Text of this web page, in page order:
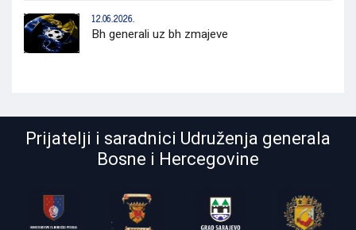
12.06.2026.
Bh generali uz bh zmajeve
Prijatelji i saradnici Udruženja generala
Bosne i Hercegovine